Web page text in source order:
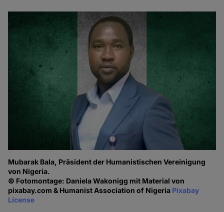
Mubarak Bala, Präsident der Humanistischen Vereinigung
von Nigeria.
© Fotomontage: Daniela Wakonigg mit Material von
pixabay.com & Humanist Association of Nigeria Pixabay
License